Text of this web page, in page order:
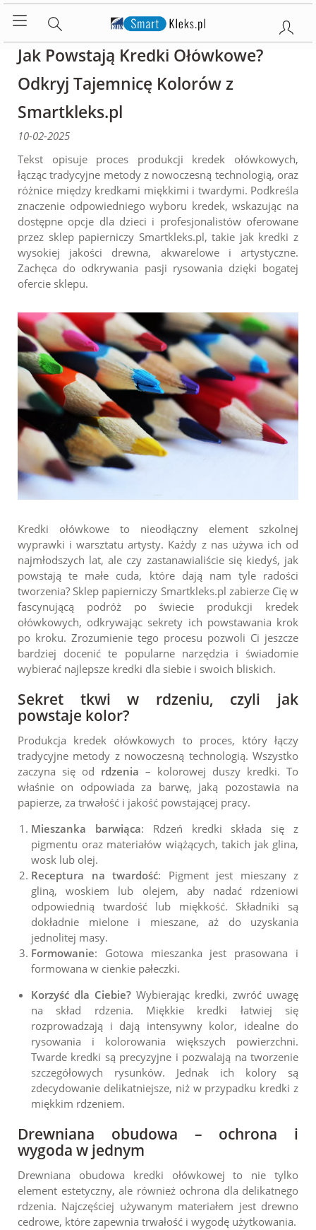
Jak Powstają Kredki Ołówkowe?
Odkryj Tajemnicę Kolorów z
Smartkleks.pl
10-02-2025
Tekst opisuje proces produkcji kredek ołówkowych,
łącząc tradycyjne metody z nowoczesną technologią, oraz
różnice między kredkami miękkimi i twardymi. Podkreśla
znaczenie odpowiedniego wyboru kredek, wskazując na
dostępne opcje dla dzieci i profesjonalistów oferowane
przez sklep papierniczy Smartkleks.pl, takie jak kredki z
wysokiej jakości drewna, akwarelowe i artystyczne.
Zachęca do odkrywania pasji rysowania dzięki bogatej
ofercie sklepu.
Kredki ołówkowe to nieodłączny element szkolnej
wyprawki i warsztatu artysty. Każdy z nas używa ich od
najmłodszych lat, ale czy zastanawialiście się kiedyś, jak
powstają te małe cuda, które dają nam tyle radości
tworzenia? Sklep papierniczy Smartkleks.pl zabierze Cię w
fascynującą podróż po świecie produkcji kredek
ołówkowych, odkrywając sekrety ich powstawania krok
po kroku. Zrozumienie tego procesu pozwoli Ci jeszcze
bardziej docenić te popularne narzędzia i świadomie
wybierać najlepsze kredki dla siebie i swoich bliskich.
Sekret tkwi w rdzeniu, czyli jak
powstaje kolor?
Produkcja kredek ołówkowych to proces, który łączy
tradycyjne metody z nowoczesną technologią. Wszystko
zaczyna się od rdzenia – kolorowej duszy kredki. To
właśnie on odpowiada za barwę, jaką pozostawia na
papierze, za trwałość i jakość powstającej pracy.
Mieszanka barwiąca: Rdzeń kredki składa się z
pigmentu oraz materiałów wiążących, takich jak glina,
wosk lub olej.
Receptura na twardość: Pigment jest mieszany z
gliną, woskiem lub olejem, aby nadać rdzeniowi
odpowiednią twardość lub miękkość. Składniki są
dokładnie mielone i mieszane, aż do uzyskania
jednolitej masy.
Formowanie: Gotowa mieszanka jest prasowana i
formowana w cienkie pałeczki.
Korzyść dla Ciebie? Wybierając kredki, zwróć uwagę
na skład rdzenia. Miękkie kredki łatwiej się
rozprowadzają i dają intensywny kolor, idealne do
rysowania i kolorowania większych powierzchni.
Twarde kredki są precyzyjne i pozwalają na tworzenie
szczegółowych rysunków. Jednak ich kolory są
zdecydowanie delikatniejsze, niż w przypadku kredki z
miękkim rdzeniem.
Drewniana obudowa – ochrona i
wygoda w jednym
Drewniana obudowa kredki ołówkowej to nie tylko
element estetyczny, ale również ochrona dla delikatnego
rdzenia. Najczęściej używanym materiałem jest drewno
cedrowe, które zapewnia trwałość i wygodę użytkowania.